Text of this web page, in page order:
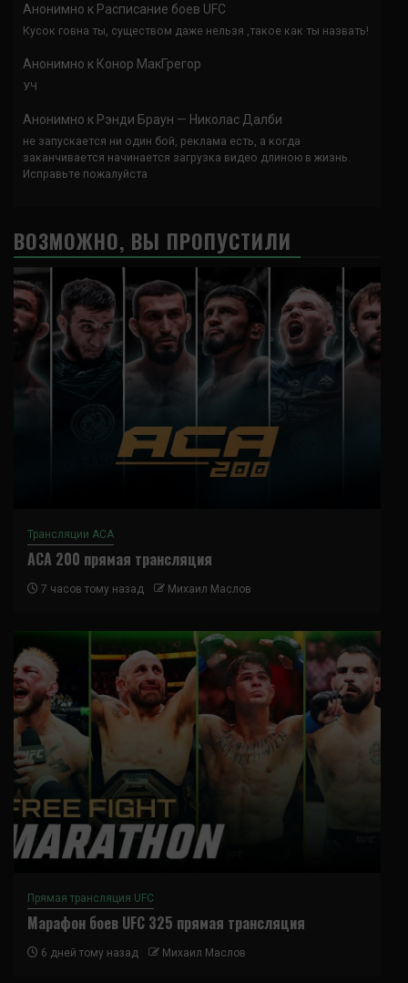
Анонимно к Расписание боев UFC
Кусок говна ты, существом даже нельзя ,такое как ты назвать!
Анонимно к Конор МакГрегор
УЧ
Анонимно к Рэнди Браун — Николас Далби
не запускается ни один бой, реклама есть, а когда
заканчивается начинается загрузка видео длиною в жизнь.
Исправьте пожалуйста
ВОЗМОЖНО, ВЫ ПРОПУСТИЛИ
Трансляции ACA
ACA 200 прямая трансляция
7 часов тому назад Михаил Маслов
Прямая трансляция UFC
Марафон боев UFC 325 прямая трансляция
6 дней тому назад Михаил Маслов